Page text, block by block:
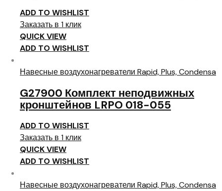
ADD TO WISHLIST
Заказать в 1 клик
QUICK VIEW
ADD TO WISHLIST
Навесные воздухонагреватели Rapid, Plus, Condensa
G27900 Комплект неподвижных
кронштейнов LRPO 018-055
ADD TO WISHLIST
Заказать в 1 клик
QUICK VIEW
ADD TO WISHLIST
Навесные воздухонагреватели Rapid, Plus, Condensa